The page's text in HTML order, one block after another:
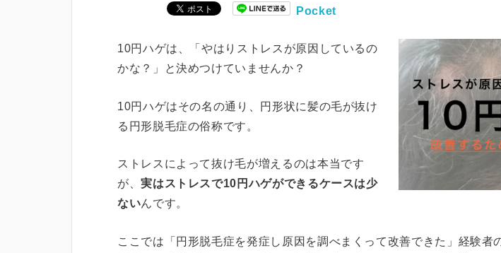
Pocket
10円ハゲは、「やはりストレスが原因しているの
かな？」と決めつけていませんか？
10円ハゲはその名の通り、円形状に髪の毛が抜け
る円形脱毛症の俗称です。
ストレスによって抜け毛が増えるのは本当です
が、実はストレスで10円ハゲができるケースは少
ないんです。
ここでは「円形脱毛症を発症し原因を調べまくって改善できた」経験者